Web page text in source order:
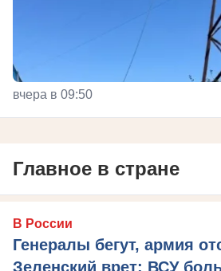
вчера в 09:50
Главное в стране
В России
Генералы бегут, армия
Зеленский врет: ВСУ